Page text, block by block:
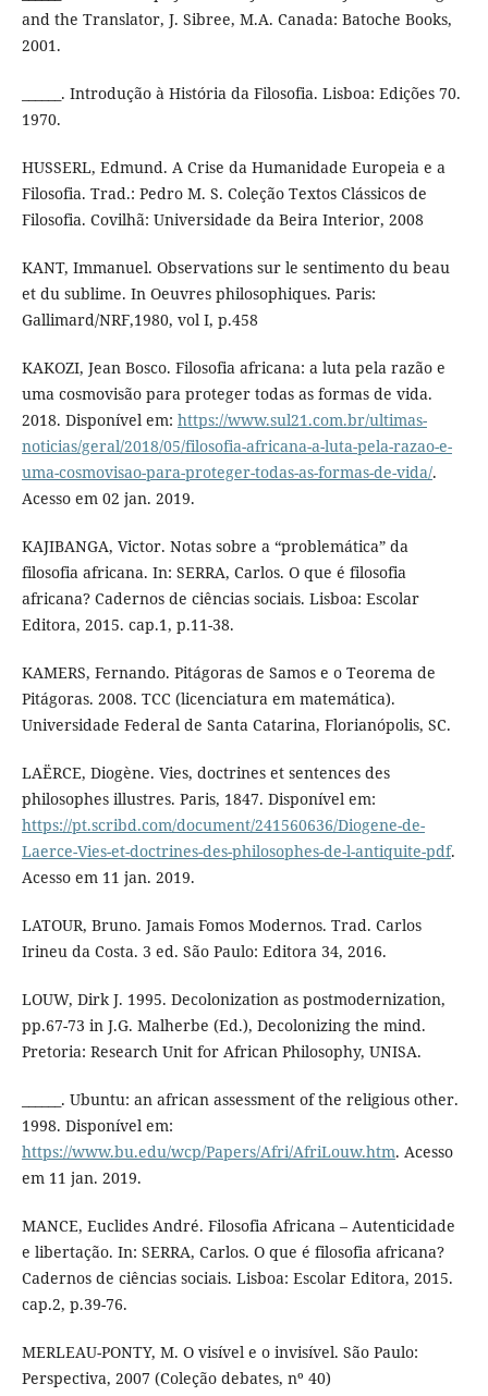
and the Translator, J. Sibree, M.A. Canada: Batoche Books,
2001.
______. Introdução à História da Filosofia. Lisboa: Edições 70.
1970.
HUSSERL, Edmund. A Crise da Humanidade Europeia e a
Filosofia. Trad.: Pedro M. S. Coleção Textos Clássicos de
Filosofia. Covilhã: Universidade da Beira Interior, 2008
KANT, Immanuel. Observations sur le sentimento du beau
et du sublime. In Oeuvres philosophiques. Paris:
Gallimard/NRF,1980, vol I, p.458
KAKOZI, Jean Bosco. Filosofia africana: a luta pela razão e
uma cosmovisão para proteger todas as formas de vida.
2018. Disponível em: https://www.sul21.com.br/ultimas-
noticias/geral/2018/05/filosofia-africana-a-luta-pela-razao-e-
uma-cosmovisao-para-proteger-todas-as-formas-de-vida/.
Acesso em 02 jan. 2019.
KAJIBANGA, Victor. Notas sobre a “problemática” da
filosofia africana. In: SERRA, Carlos. O que é filosofia
africana? Cadernos de ciências sociais. Lisboa: Escolar
Editora, 2015. cap.1, p.11-38.
KAMERS, Fernando. Pitágoras de Samos e o Teorema de
Pitágoras. 2008. TCC (licenciatura em matemática).
Universidade Federal de Santa Catarina, Florianópolis, SC.
LAËRCE, Diogène. Vies, doctrines et sentences des
philosophes illustres. Paris, 1847. Disponível em:
https://pt.scribd.com/document/241560636/Diogene-de-
Laerce-Vies-et-doctrines-des-philosophes-de-l-antiquite-pdf.
Acesso em 11 jan. 2019.
LATOUR, Bruno. Jamais Fomos Modernos. Trad. Carlos
Irineu da Costa. 3 ed. São Paulo: Editora 34, 2016.
LOUW, Dirk J. 1995. Decolonization as postmodernization,
pp.67-73 in J.G. Malherbe (Ed.), Decolonizing the mind.
Pretoria: Research Unit for African Philosophy, UNISA.
______. Ubuntu: an african assessment of the religious other.
1998. Disponível em:
https://www.bu.edu/wcp/Papers/Afri/AfriLouw.htm. Acesso
em 11 jan. 2019.
MANCE, Euclides André. Filosofia Africana – Autenticidade
e libertação. In: SERRA, Carlos. O que é filosofia africana?
Cadernos de ciências sociais. Lisboa: Escolar Editora, 2015.
cap.2, p.39-76.
MERLEAU-PONTY, M. O visível e o invisível. São Paulo:
Perspectiva, 2007 (Coleção debates, nº 40)